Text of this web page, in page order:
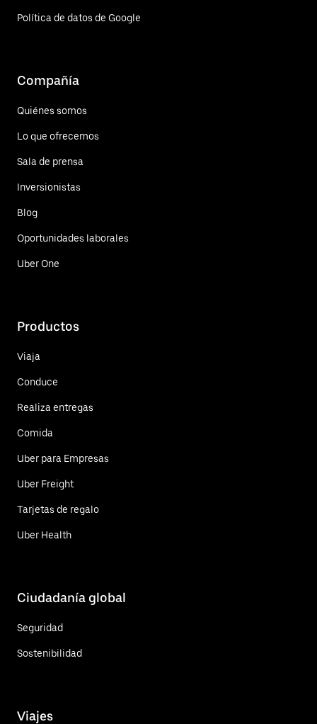
Política de datos de Google
Compañía
Quiénes somos
Lo que ofrecemos
Sala de prensa
Inversionistas
Blog
Oportunidades laborales
Uber One
Productos
Viaja
Conduce
Realiza entregas
Comida
Uber para Empresas
Uber Freight
Tarjetas de regalo
Uber Health
Ciudadanía global
Seguridad
Sostenibilidad
Viajes